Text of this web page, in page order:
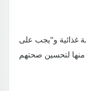
غذائية و"يجب على